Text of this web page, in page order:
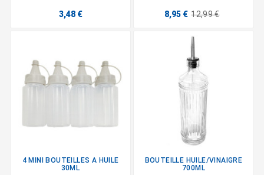
3,48 € 8,95 € 12,99 €
4 MINI BOUTEILLES A HUILE
30ML
BOUTEILLE HUILE/VINAIGRE
700ML